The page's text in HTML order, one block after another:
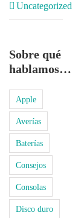
Uncategorized
Sobre qué
hablamos…
Apple
Averías
Baterías
Consejos
Consolas
Disco duro